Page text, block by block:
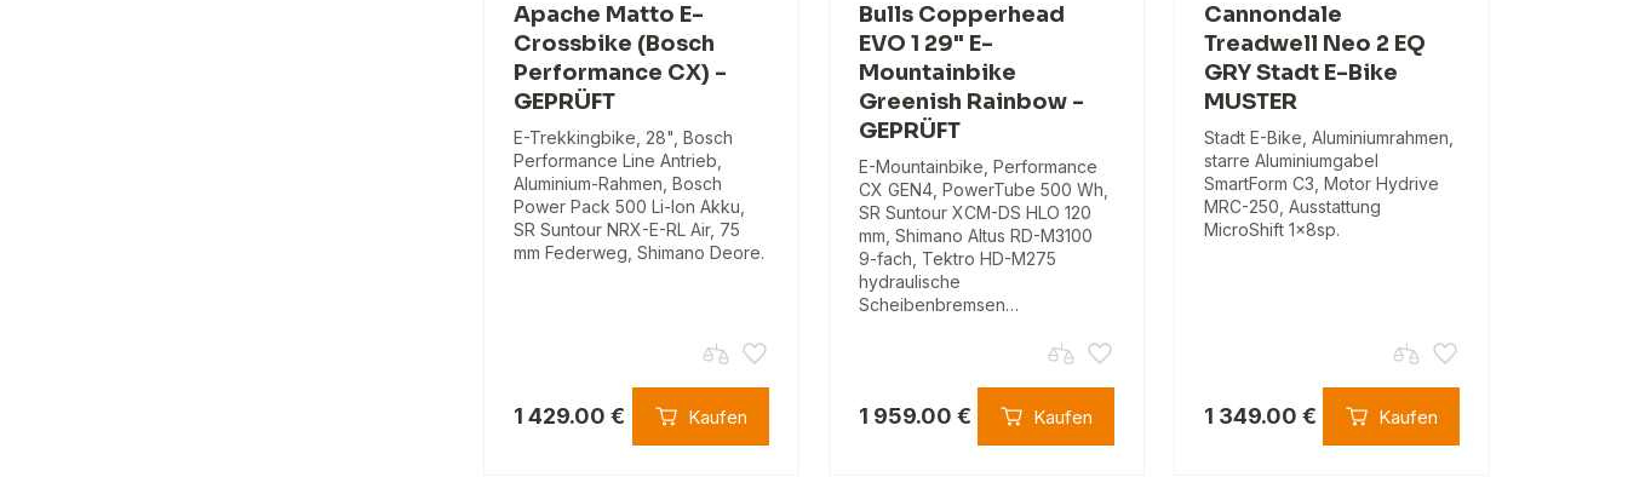
Apache Matto E-
Crossbike (Bosch
Performance CX) -
GEPRÜFT
E-Trekkingbike, 28", Bosch
Performance Line Antrieb,
Aluminium-Rahmen, Bosch
Power Pack 500 Li-Ion Akku,
SR Suntour NRX-E-RL Air, 75
mm Federweg, Shimano Deore.
1 429.00 € Kaufen
Bulls Copperhead
EVO 1 29" E-
Mountainbike
Greenish Rainbow -
GEPRÜFT
E-Mountainbike, Performance
CX GEN4, PowerTube 500 Wh,
SR Suntour XCM-DS HLO 120
mm, Shimano Altus RD-M3100
9-fach, Tektro HD-M275
hydraulische
Scheibenbremsen…
1 959.00 € Kaufen
Cannondale
Treadwell Neo 2 EQ
GRY Stadt E-Bike
MUSTER
Stadt E-Bike, Aluminiumrahmen,
starre Aluminiumgabel
SmartForm C3, Motor Hydrive
MRC-250, Ausstattung
MicroShift 1x8sp.
1 349.00 € Kaufen